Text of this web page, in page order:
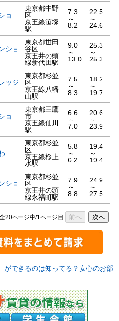
ョ
東京都中野
区
京王線笹塚
駅
7.3
～
8.2
22.5
～
24.6
ショ
東京都世田
谷区
京王井の頭
線新代田駅
9.0
～
13.0
25.3
～
25.3
ッジ
東京都杉並
区
京王線八幡
山駅
7.5
～
8.3
18.2
～
19.7
ョ
東京都三鷹
市
京王線仙川
駅
6.6
～
7.0
20.6
～
23.9
東京都杉並
区
京王線桜上
水駅
5.8
～
6.2
19.4
～
19.4
ショ
東京都杉並
区
京王井の頭
線永福町駅
7.9
～
8.8
24.9
～
27.5
全20ページ中/1ページ目 前へ 次へ
ができるのは知ってる？安心のお部